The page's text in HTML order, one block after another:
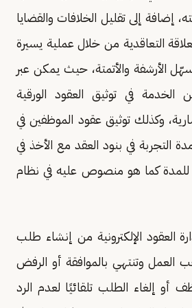
إضافة إلى تقليل الخلافات والقضايا
التعاقدية من خلال عملية يسيرة
الأرشفة والأتمتة، حيث يمكن عبر
الخدمة في توثيق العقود الورقية
وكذلك توثيق عقود الموظفين في
التجربة في بنود العقد مع الأخذ في
للمدة كما هو منصوص عليه في نظام
العقود الإلكترونية من إنشاء طلب
العمل وتنتهي بالموافقة أو الرفض
أو إلغاء الطلب تلقائيًا لعدم الرد